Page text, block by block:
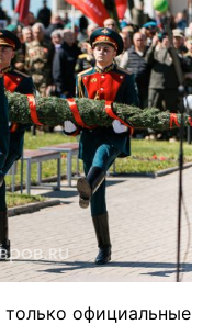
официальные